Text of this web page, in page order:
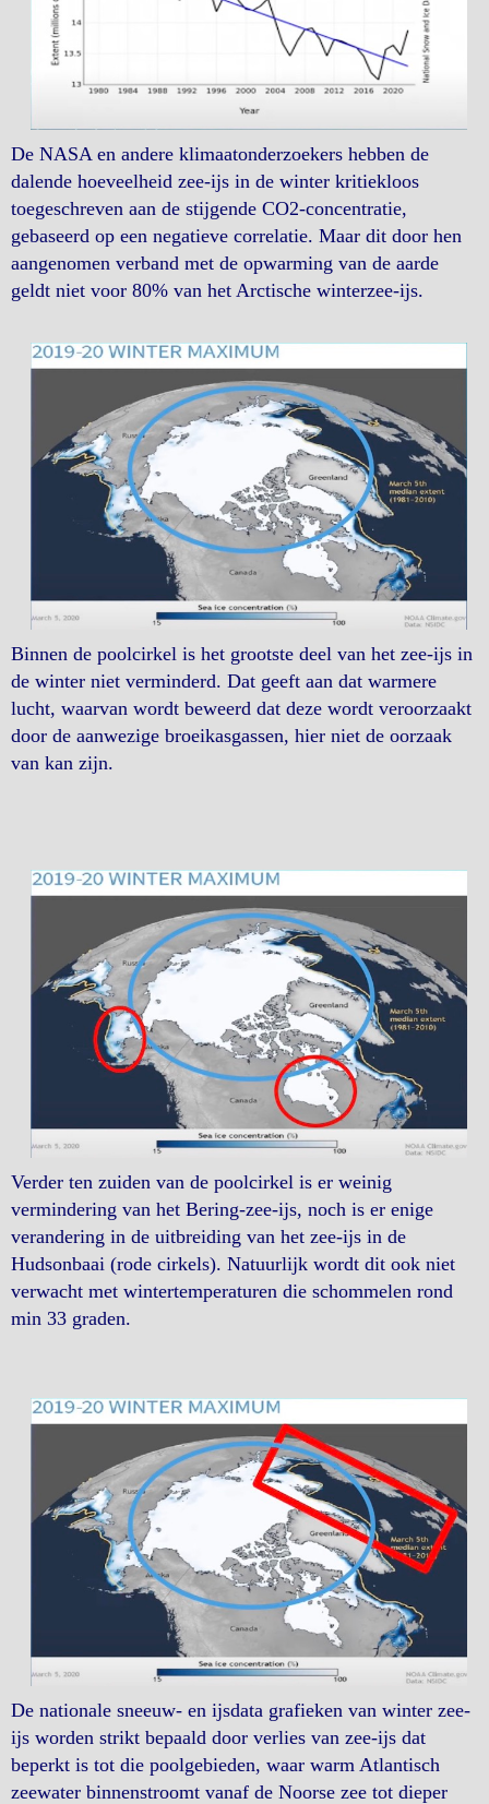
De NASA en andere klimaatonderzoekers hebben de
dalende hoeveelheid zee-ijs in de winter kritiekloos
toegeschreven aan de stijgende CO2-concentratie,
gebaseerd op een negatieve correlatie. Maar dit door hen
aangenomen verband met de opwarming van de aarde
geldt niet voor 80% van het Arctische winterzee-ijs.
Binnen de poolcirkel is het grootste deel van het zee-ijs in
de winter niet verminderd. Dat geeft aan dat warmere
lucht, waarvan wordt beweerd dat deze wordt veroorzaakt
door de aanwezige broeikasgassen, hier niet de oorzaak
van kan zijn.
Verder ten zuiden van de poolcirkel is er weinig
vermindering van het Bering-zee-ijs, noch is er enige
verandering in de uitbreiding van het zee-ijs in de
Hudsonbaai (rode cirkels). Natuurlijk wordt dit ook niet
verwacht met wintertemperaturen die schommelen rond
min 33 graden.
De nationale sneeuw- en ijsdata grafieken van winter zee-
ijs worden strikt bepaald door verlies van zee-ijs dat
beperkt is tot die poolgebieden, waar warm Atlantisch
zeewater binnenstroomt vanaf de Noorse zee tot dieper